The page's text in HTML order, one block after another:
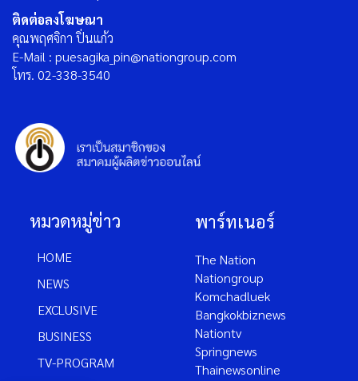
ติดต่อลงโฆษณา
คุณพฤศจิกา ปิ่นแก้ว
E-Mail : puesagika_pin@nationgroup.com
โทร. 02-338-3540
หมวดหมู่ข่าว
HOME
NEWS
EXCLUSIVE
BUSINESS
TV-PROGRAM
พาร์ทเนอร์
The Nation
Nationgroup
Komchadluek
Bangkokbiznews
Nationtv
Springnews
Thainewsonline